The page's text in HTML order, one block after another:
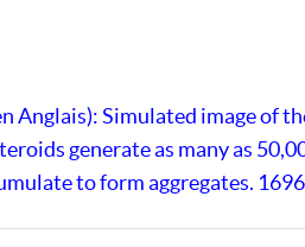
Anglais): Simulated image of
generate as many as
to form aggregates. 1696